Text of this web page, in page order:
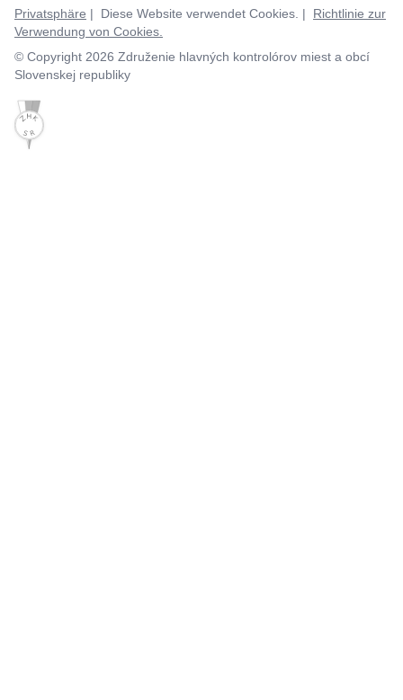
Privatsphäre | Diese Website verwendet Cookies. | Richtlinie zur
Verwendung von Cookies.
© Copyright 2026 Združenie hlavných kontrolórov miest a obcí
Slovenskej republiky